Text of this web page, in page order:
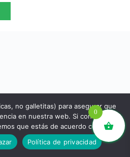
para el mundo 💚 |
|Política de Privacidad
0
no galletitas) para asegurar que
en nuestra web. Si continúas
que estás de acuerdo con ello.
Política de privacidad